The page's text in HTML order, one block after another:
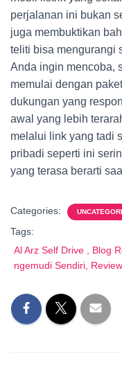
perjalanan ini bukan
juga membuktikan
teliti bisa mengurangi
Anda ingin mencoba,
memulai dengan
dukungan yang
awal yang lebih
melalui link yang tadi
pribadi seperti ini
yang terasa berarti
Categories:
Tags:
Al Arz Self Drive , Blog
ngemudi Sendiri,